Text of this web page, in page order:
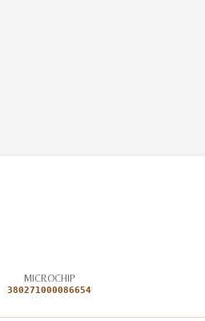
MICROCHIP
380271000086654